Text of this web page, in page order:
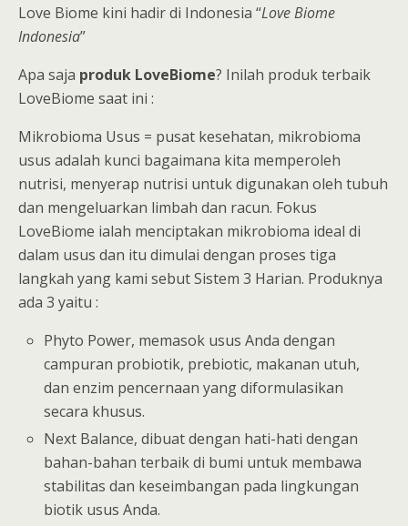
Love Biome kini hadir di Indonesia “Love Biome
Indonesia”
Apa saja produk LoveBiome? Inilah produk terbaik
LoveBiome saat ini :
Mikrobioma Usus = pusat kesehatan, mikrobioma
usus adalah kunci bagaimana kita memperoleh
nutrisi, menyerap nutrisi untuk digunakan oleh tubuh
dan mengeluarkan limbah dan racun. Fokus
LoveBiome ialah menciptakan mikrobioma ideal di
dalam usus dan itu dimulai dengan proses tiga
langkah yang kami sebut Sistem 3 Harian. Produknya
ada 3 yaitu :
Phyto Power, memasok usus Anda dengan
campuran probiotik, prebiotic, makanan utuh,
dan enzim pencernaan yang diformulasikan
secara khusus.
Next Balance, dibuat dengan hati-hati dengan
bahan-bahan terbaik di bumi untuk membawa
stabilitas dan keseimbangan pada lingkungan
biotik usus Anda.